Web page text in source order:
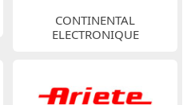
CONTINENTAL
ELECTRONIQUE